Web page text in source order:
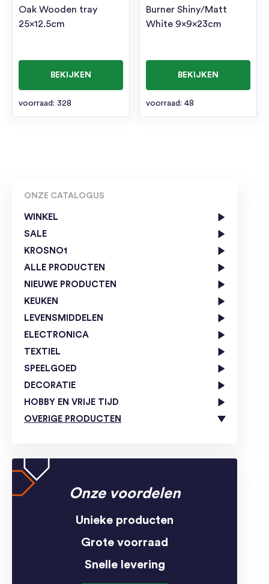
ONZE CATALOGUS
WINKEL
SALE
KROSNO1
ALLE PRODUCTEN
NIEUWE PRODUCTEN
KEUKEN
LEVENSMIDDELEN
ELECTRONICA
TEXTIEL
SPEELGOED
DECORATIE
HOBBY EN VRIJE TIJD
OVERIGE PRODUCTEN
Onze voordelen
Unieke producten
Grote voorraad
Snelle levering
Oak Wooden tray
25×12.5cm
BEKIJKEN
voorraad: 328
Burner Shiny/Matt
White 9x9x23cm
BEKIJKEN
voorraad: 48